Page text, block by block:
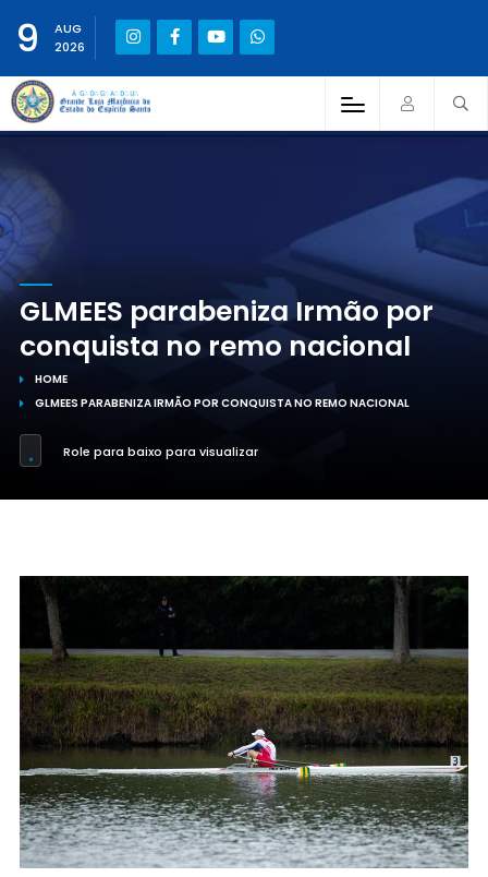
9
AUG
2026
GLMEES parabeniza Irmão por
conquista no remo nacional
HOME
GLMEES PARABENIZA IRMÃO POR CONQUISTA NO REMO NACIONAL
Role para baixo para visualizar